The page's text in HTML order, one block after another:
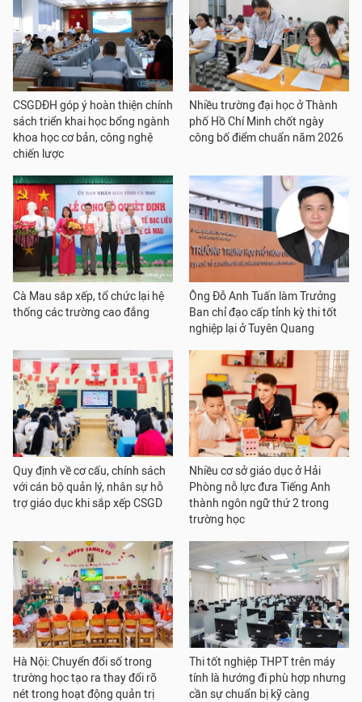
CSGDĐH góp ý hoàn thiện chính
sách triển khai học bổng ngành
khoa học cơ bản, công nghệ
chiến lược
Nhiều trường đại học ở Thành
phố Hồ Chí Minh chốt ngày
công bố điểm chuẩn năm 2026
Cà Mau sắp xếp, tổ chức lại hệ
thống các trường cao đẳng
Ông Đỗ Anh Tuấn làm Trưởng
Ban chỉ đạo cấp tỉnh kỳ thi tốt
nghiệp lại ở Tuyên Quang
Quy định về cơ cấu, chính sách
với cán bộ quản lý, nhân sự hỗ
trợ giáo dục khi sắp xếp CSGD
Nhiều cơ sở giáo dục ở Hải
Phòng nỗ lực đưa Tiếng Anh
thành ngôn ngữ thứ 2 trong
trường học
Hà Nội: Chuyển đổi số trong
trường học tạo ra thay đổi rõ
nét trong hoạt động quản trị
Thi tốt nghiệp THPT trên máy
tính là hướng đi phù hợp nhưng
cần sự chuẩn bị kỹ càng